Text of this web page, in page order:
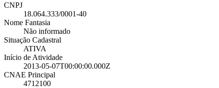
CNPJ
18.064.333/0001-40
Nome Fantasia
Não informado
Situação Cadastral
ATIVA
Início de Atividade
2013-05-07T00:00:00.000Z
CNAE Principal
4712100